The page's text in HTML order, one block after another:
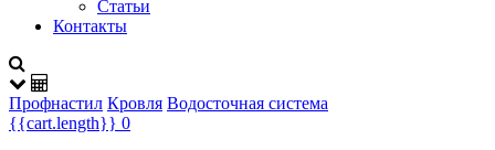
Статьи
Контакты
Профнастил Кровля Водосточная система
{{cart.length}} 0